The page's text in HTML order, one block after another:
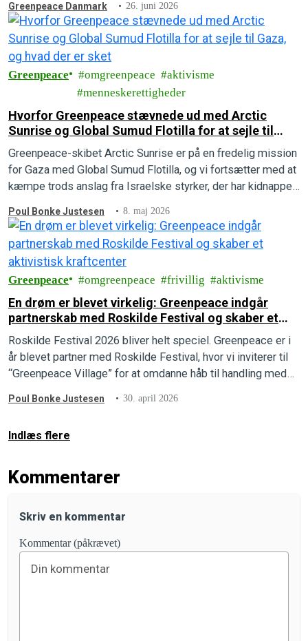
Greenpeace Danmark 26. juni 2026
Greenpeace omgreenpeace
aktivisme
menneskerettigheder
Hvorfor Greenpeace stævnede ud med Arctic
Sunrise og Global Sumud Flotilla for at sejle til
Gaza, og hvad der er sket
Greenpeace-skibet Arctic Sunrise er på en fredelig mission
for Gaza med Global Sumud Flotilla, og vi fortsætter med at
kæmpe trods anslag fra Israelske styrker, der har kidnappet
Poul Bonke Justesen 8. maj 2026
Greenpeace omgreenpeace frivillig aktivisme
En drøm er blevet virkelig: Greenpeace indgår
partnerskab med Roskilde Festival og skaber et
aktivistisk kraftcenter
Roskilde Festival 2026 bliver helt speciel. Greenpeace er i
år blevet partner med Roskilde Festival, hvor vi inviterer til
“Greenpeace Village” for at omdanne håb til handling med
Poul Bonke Justesen 30. april 2026
Indlæs flere
Kommentarer
Skriv en kommentar
Kommentar (påkrævet)